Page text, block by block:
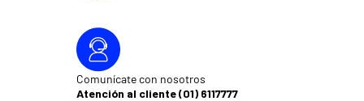
Comunícate con nosotros
Atención al cliente (01) 6117777